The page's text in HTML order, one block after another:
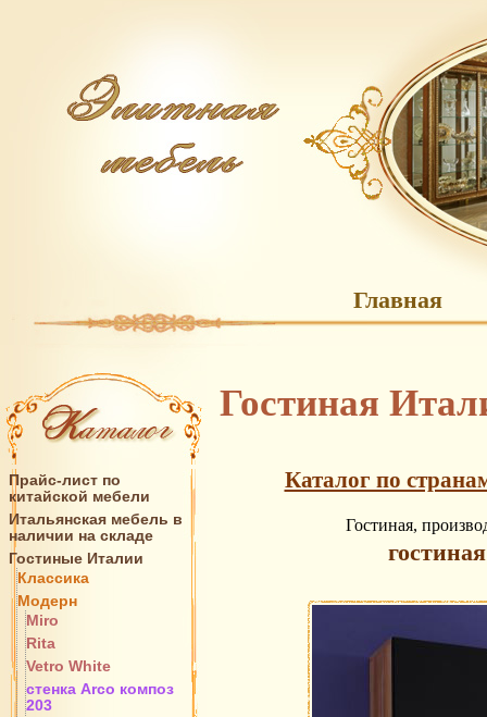
Главная
Прайс-лист по
китайской мебели
Итальянская мебель в
наличии на складе
Гостиные Италии
Классика
Модерн
Miro
Rita
Vetro White
стенка Arco композ
203
Гостиная
Каталог по
Гостиная,